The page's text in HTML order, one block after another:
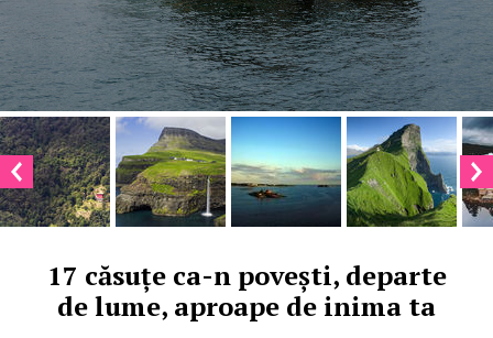
17 căsuțe ca-n povești, departe
de lume, aproape de inima ta